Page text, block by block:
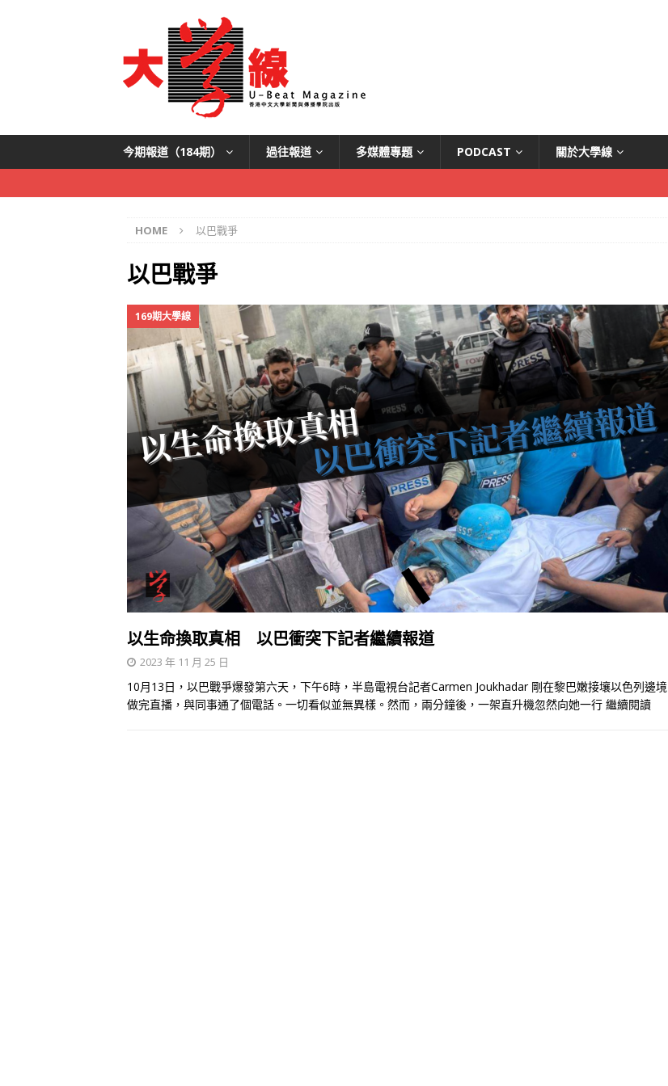
今期報道（184期） 過往報道 多媒體專題 PODCAST 關於大學線
HOME 以巴戰爭
以巴戰爭
169期大學線
以生命換取真相 以巴衝突下記者繼續報道
2023 年 11 月 25 日
10月13日，以巴戰爭爆發第六天，下午6時，半島電視台記者Carmen Joukhadar 剛在黎巴嫩接壤以色列邊境
做完直播，與同事通了個電話。一切看似並無異樣。然而，兩分鐘後，一架直升機忽然向她一行 繼續閱讀